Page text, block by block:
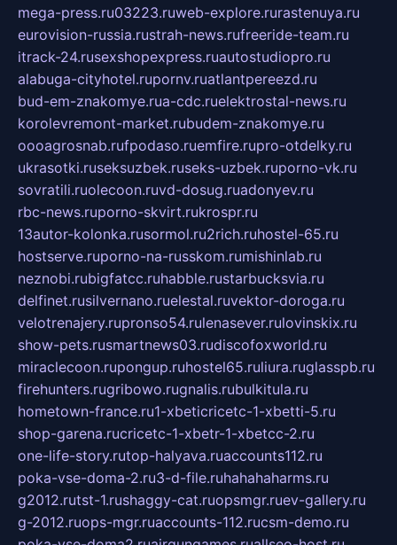
mega-press.ru03223.ruweb-explore.rurastenuya.ru
eurovision-russia.rustrah-news.rufreeride-team.ru
itrack-24.rusexshopexpress.ruautostudiopro.ru
alabuga-cityhotel.rupornv.ruatlantpereezd.ru
bud-em-znakomye.rua-cdc.ruelektrostal-news.ru
korolevremont-market.rubudem-znakomye.ru
oooagrosnab.rufpodaso.ruemfire.rupro-otdelky.ru
ukrasotki.ruseksuzbek.ruseks-uzbek.ruporno-vk.ru
sovratili.ruolecoon.ruvd-dosug.ruadonyev.ru
rbc-news.ruporno-skvirt.rukrospr.ru
13autor-kolonka.rusormol.ru2rich.ruhostel-65.ru
hostserve.ruporno-na-russkom.rumishinlab.ru
neznobi.rubigfatcc.ruhabble.rustarbucksvia.ru
delfinet.rusilvernano.ruelestal.ruvektor-doroga.ru
velotrenajery.rupronso54.rulenasever.rulovinskix.ru
show-pets.rusmartnews03.rudiscofoxworld.ru
miraclecoon.rupongup.ruhostel65.ruliura.ruglasspb.ru
firehunters.rugribowo.rugnalis.rubulkitula.ru
hometown-france.ru1-xbeticricetc-1-xbetti-5.ru
shop-garena.rucricetc-1-xbetr-1-xbetcc-2.ru
one-life-story.rutop-halyava.ruaccounts112.ru
poka-vse-doma-2.ru3-d-file.ruhahahaharms.ru
g2012.rutst-1.rushaggy-cat.ruopsmgr.ruev-gallery.ru
g-2012.ruops-mgr.ruaccounts-112.rucsm-demo.ru